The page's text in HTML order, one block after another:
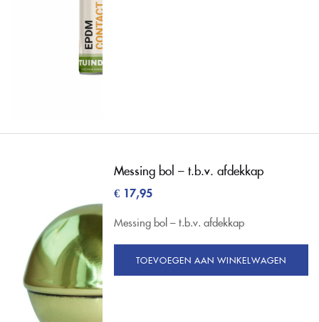
Messing bol – t.b.v. afdekkap
€17,95
Messing bol – t.b.v. afdekkap
TOEVOEGEN AAN WINKELWAGEN